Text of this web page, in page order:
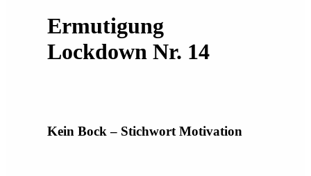
Ermutigung
Lockdown Nr. 14
Kein Bock – Stichwort Motivation